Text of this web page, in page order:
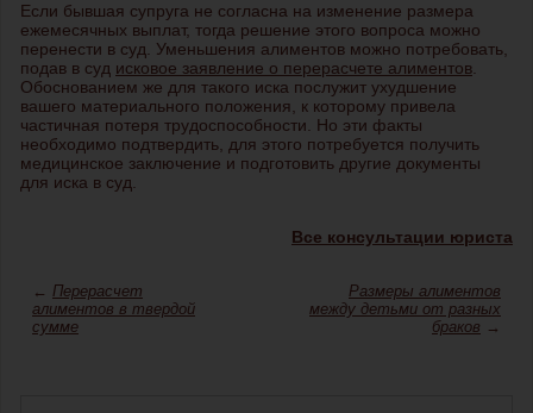
Если бывшая супруга не согласна на изменение размера
ежемесячных выплат, тогда решение этого вопроса можно
перенести в суд. Уменьшения алиментов можно потребовать,
подав в суд исковое заявление о перерасчете алиментов.
Обоснованием же для такого иска послужит ухудшение
вашего материального положения, к которому привела
частичная потеря трудоспособности. Но эти факты
необходимо подтвердить, для этого потребуется получить
медицинское заключение и подготовить другие документы
для иска в суд.
Все консультации юриста
← Перерасчет
алиментов в твердой
сумме
Размеры алиментов
между детьми от разных
браков →